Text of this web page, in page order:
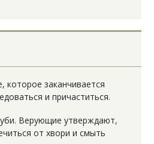
которое заканчивается
и причаститься.
Верующие утверждают,
от хвори и смыть